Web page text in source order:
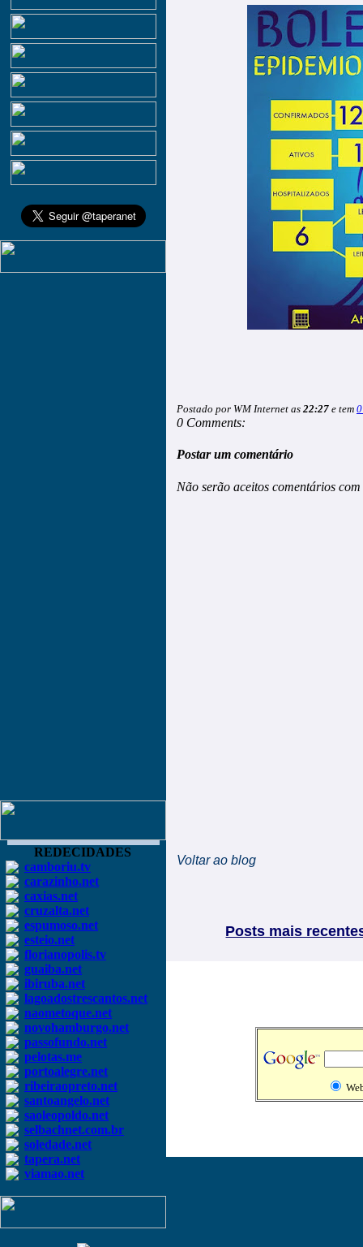
REDECIDADES
camboriu.tv
carazinho.net
caxias.net
cruzalta.net
espumoso.net
esteio.net
florianopolis.tv
guaiba.net
ibiruba.net
lagoadostrescantos.net
naometoque.net
novohamburgo.net
passofundo.net
pelotas.me
portoalegre.net
ribeiraopreto.net
santoangelo.net
saoleopoldo.net
selbachnet.com.br
soledade.net
tapera.net
viamao.net
Postado por WM Internet as 22:27 e tem
0 Comments:
Postar um comentário
Não serão aceitos comentários
Voltar ao blog
Posts mais